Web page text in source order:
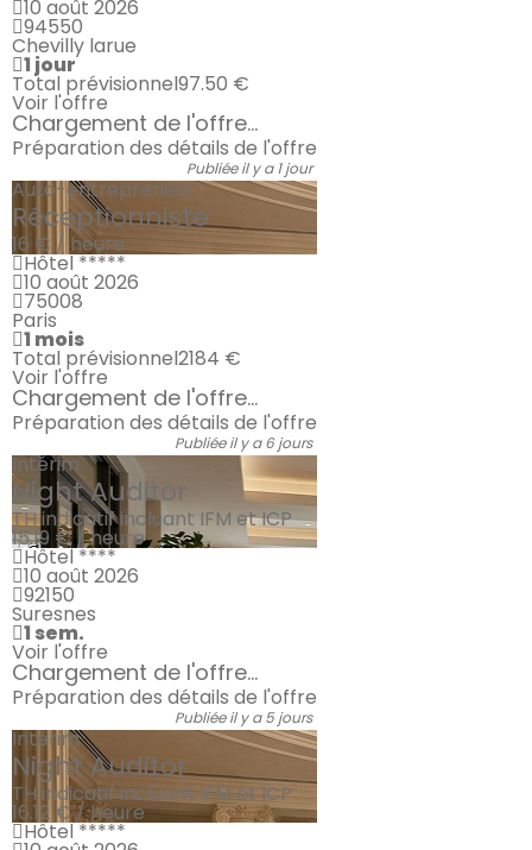
10 août 2026
94550
Chevilly larue
1 jour
Total prévisionnel97.50 €
Voir l'offre
Chargement de l'offre...
Préparation des détails de l'offre
Publiée il y a 1 jour
Auto-entrepreneur
Réceptionniste
16 € / heure
Hôtel *****
10 août 2026
75008
Paris
1 mois
Total prévisionnel2184 €
Voir l'offre
Chargement de l'offre...
Préparation des détails de l'offre
Publiée il y a 6 jours
Intérim
Night Auditor
TH indicatif incluant IFM et ICP
15.19 € / heure
Hôtel ****
10 août 2026
92150
Suresnes
1 sem.
Voir l'offre
Chargement de l'offre...
Préparation des détails de l'offre
Publiée il y a 5 jours
Intérim
Night Auditor
TH indicatif incluant IFM et ICP
16.12 € / heure
Hôtel *****